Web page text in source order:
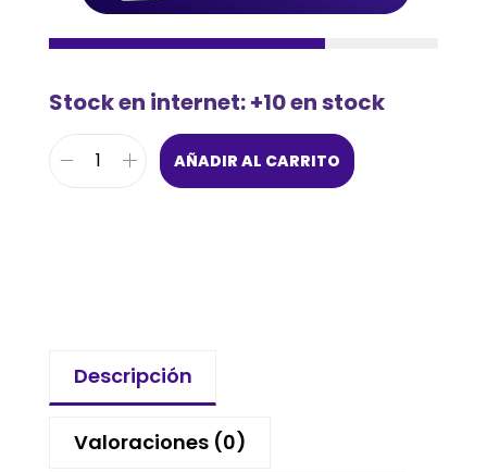
Stock en internet: +10 en stock
AÑADIR AL CARRITO
Descripción
Valoraciones (0)